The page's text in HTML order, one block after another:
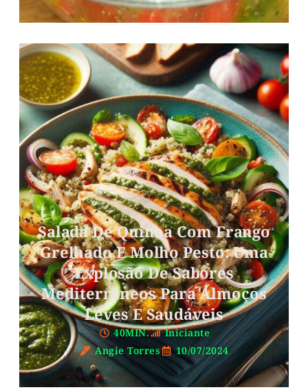
Salada De Quinoa Com Frango
Grelhado E Molho Pesto: Uma
Explosão De Sabores
Mediterrâneos Para Almoços
Leves E Saudáveis
40MIN.
Iniciante
Angie Torres
10/07/2024